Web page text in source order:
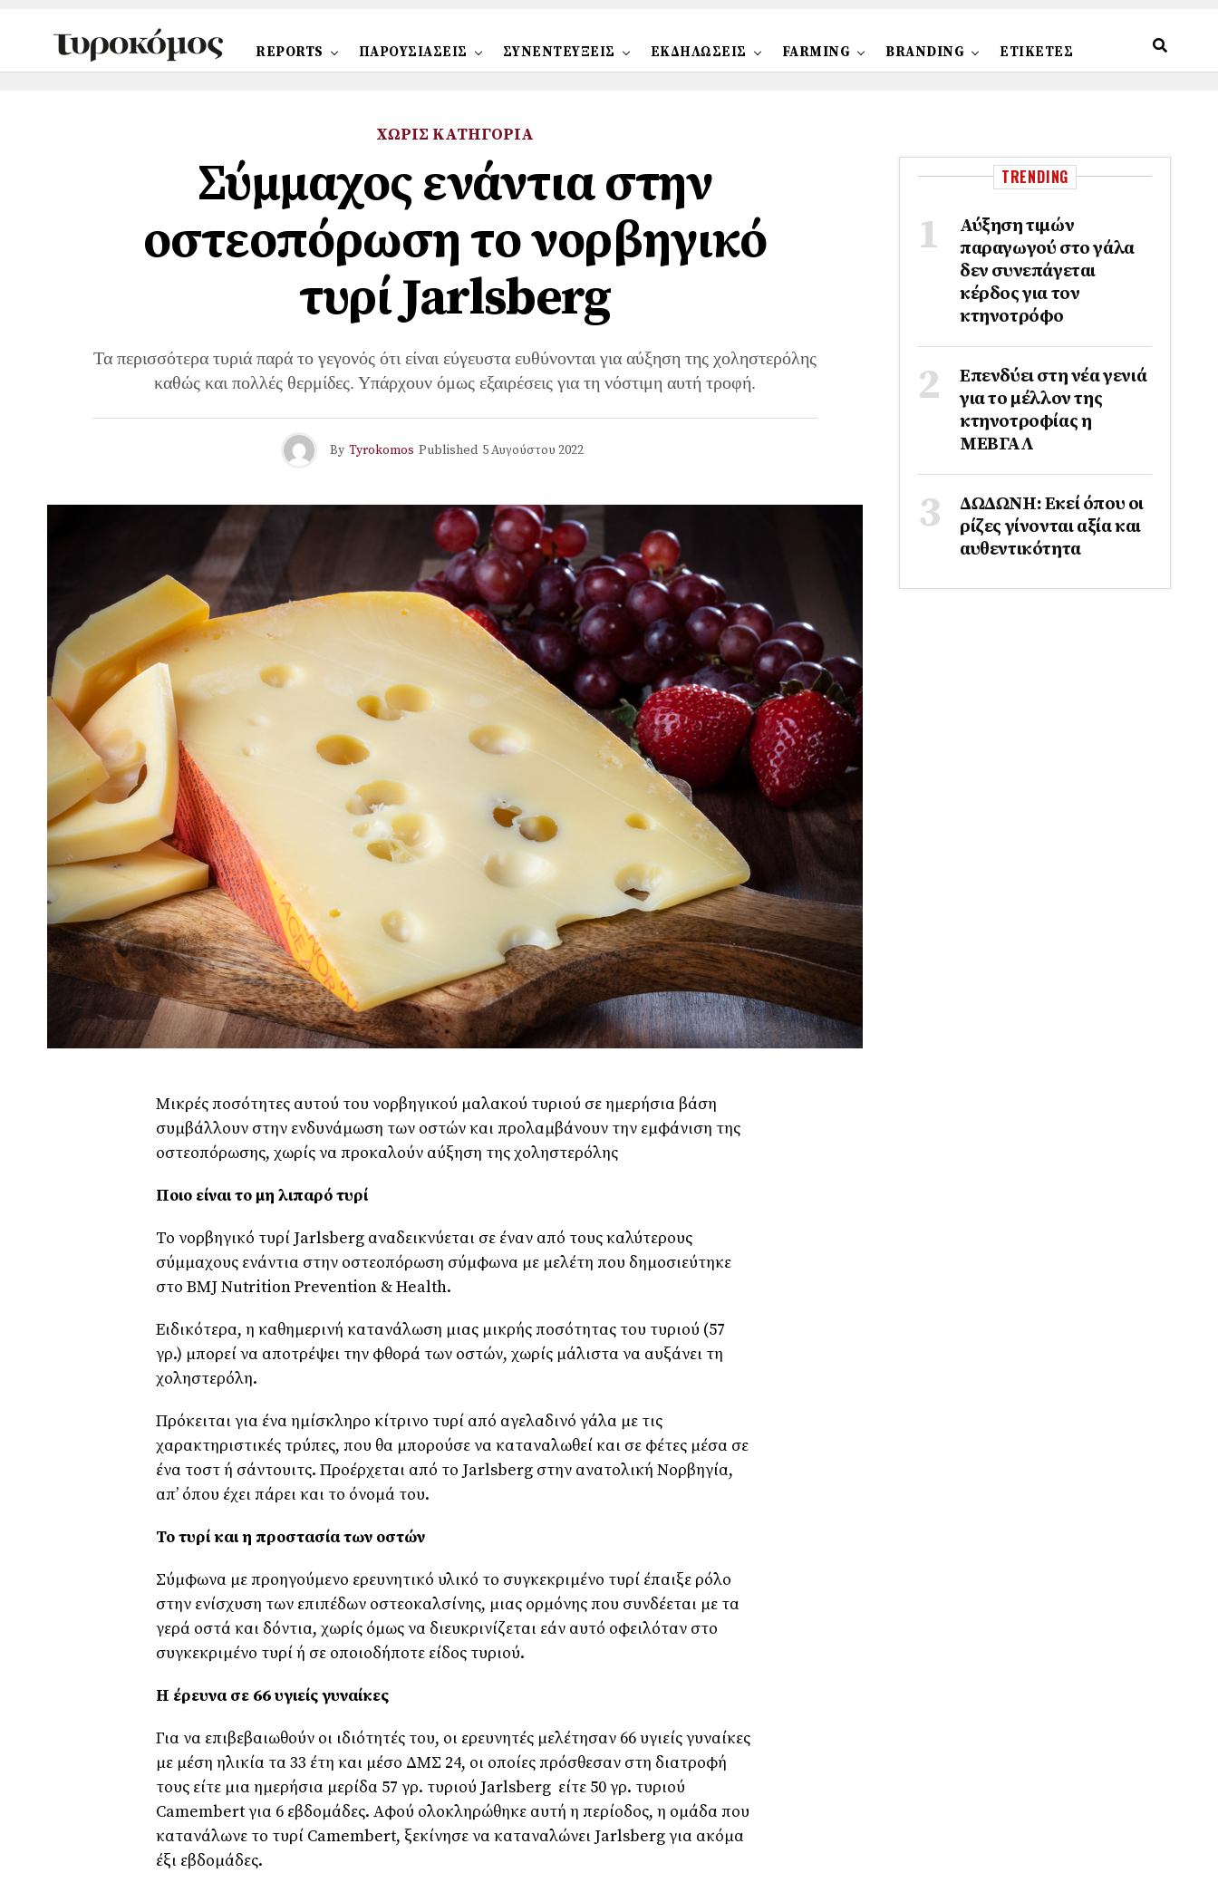
REPORTS ΠΑΡΟΥΣΙΑΣΕΙΣ ΣΥΝΕΝΤΕΥΞΕΙΣ ΕΚΔΗΛΩΣΕΙΣ FARMING BRANDING ΕΤΙΚΕΤΕΣ
ΧΩΡΊΣ ΚΑΤΗΓΟΡΊΑ
Σύμμαχος ενάντια στην
οστεοπόρωση το νορβηγικό
τυρί Jarlsberg
Τα περισσότερα τυριά παρά το γεγονός ότι είναι εύγευστα ευθύνονται για αύξηση της χοληστερόλης
καθώς και πολλές θερμίδες. Υπάρχουν όμως εξαιρέσεις για τη νόστιμη αυτή τροφή.
By Tyrokomos Published 5 Αυγούστου 2022
Μικρές ποσότητες αυτού του νορβηγικού μαλακού τυριού σε ημερήσια βάση
συμβάλλουν στην ενδυνάμωση των οστών και προλαμβάνουν την εμφάνιση της
οστεοπόρωσης, χωρίς να προκαλούν αύξηση της χοληστερόλης
Ποιο είναι το μη λιπαρό τυρί
Το νορβηγικό τυρί Jarlsberg αναδεικνύεται σε έναν από τους καλύτερους
σύμμαχους ενάντια στην οστεοπόρωση σύμφωνα με μελέτη που δημοσιεύτηκε
στο BMJ Nutrition Prevention & Health.
Ειδικότερα, η καθημερινή κατανάλωση μιας μικρής ποσότητας του τυριού (57
γρ.) μπορεί να αποτρέψει την φθορά των οστών, χωρίς μάλιστα να αυξάνει τη
χοληστερόλη.
Πρόκειται για ένα ημίσκληρο κίτρινο τυρί από αγελαδινό γάλα με τις
χαρακτηριστικές τρύπες, που θα μπορούσε να καταναλωθεί και σε φέτες μέσα σε
ένα τοστ ή σάντουιτς. Προέρχεται από το Jarlsberg στην ανατολική Νορβηγία,
απ’ όπου έχει πάρει και το όνομά του.
Το τυρί και η προστασία των οστών
Σύμφωνα με προηγούμενο ερευνητικό υλικό το συγκεκριμένο τυρί έπαιξε ρόλο
στην ενίσχυση των επιπέδων οστεοκαλσίνης, μιας ορμόνης που συνδέεται με τα
γερά οστά και δόντια, χωρίς όμως να διευκρινίζεται εάν αυτό οφειλόταν στο
συγκεκριμένο τυρί ή σε οποιοδήποτε είδος τυριού.
Η έρευνα σε 66 υγιείς γυναίκες
Για να επιβεβαιωθούν οι ιδιότητές του, οι ερευνητές μελέτησαν 66 υγιείς γυναίκες
με μέση ηλικία τα 33 έτη και μέσο ΔΜΣ 24, οι οποίες πρόσθεσαν στη διατροφή
τους είτε μια ημερήσια μερίδα 57 γρ. τυριού Jarlsberg είτε 50 γρ. τυριού
Camembert για 6 εβδομάδες. Αφού ολοκληρώθηκε αυτή η περίοδος, η ομάδα που
κατανάλωνε το τυρί Camembert, ξεκίνησε να καταναλώνει Jarlsberg για ακόμα
έξι εβδομάδες.
TRENDING
Αύξηση τιμών
παραγωγού στο γάλα
δεν συνεπάγεται
κέρδος για τον
κτηνοτρόφο
Επενδύει στη νέα γενιά
για το μέλλον της
κτηνοτροφίας η
ΜΕΒΓΑΛ
ΔΩΔΩΝΗ: Εκεί όπου οι
ρίζες γίνονται αξία και
αυθεντικότητα